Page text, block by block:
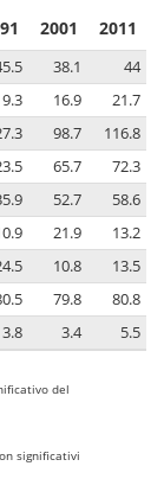
2001 2011
38.1
44
9.3 16.9
21.7
98.7
116.8
65.7
72.3
52.7
58.6
21.9
13.2
10.8
13.5
79.8
80.8
3.8 3.4 5.5
del
significativi